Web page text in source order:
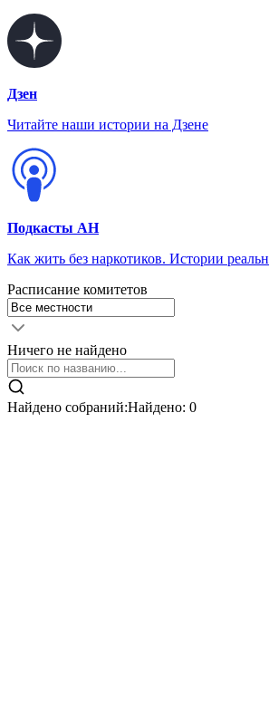
Дзен
Читайте наши истории на Дзене
Подкасты АН
Как жить без наркотиков. Истории
Расписание комитетов
Ничего не найдено
Найдено собраний:Найдено: 0